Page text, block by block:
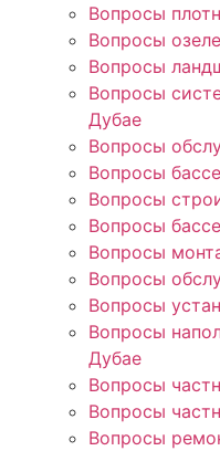
Вопросы
Вопросы
Вопросы
Вопросы
Дубае
Вопросы
Вопросы
Вопросы
Вопросы
Вопросы
Вопросы
Вопросы
Вопросы
Дубае
Вопросы
Вопросы
Вопросы